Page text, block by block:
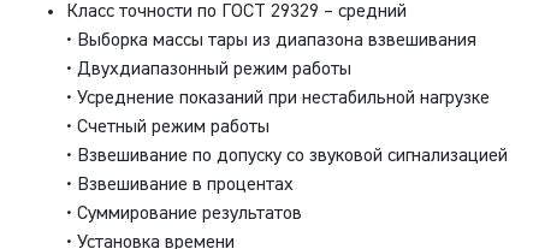
Класс точности по ГОСТ 29329 – средний
• Выборка массы тары из диапазона взвешивания
• Двухдиапазонный режим работы
• Усреднение показаний при нестабильной нагрузке
• Счетный режим работы
• Взвешивание по допуску со звуковой сигнализацией
• Взвешивание в процентах
• Суммирование результатов
• Установка времени